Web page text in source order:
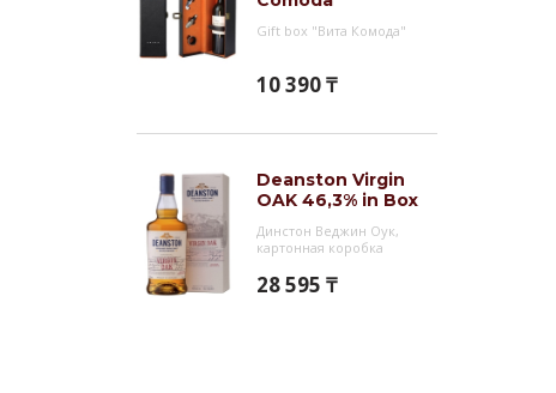
Gift box "Вита Комода"
10 390 ₸
Deanston Virgin
OAK 46,3% in Box
Динстон Веджин Оук,
картонная коробка
28 595 ₸